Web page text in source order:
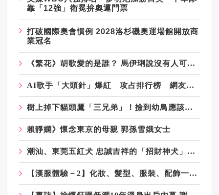
靠「12強」衛冕拚奧運門票
打破國際奧會慣例 2028洛杉磯奧運場館開放商
業冠名
《繁花》胡歌愛的是誰？ 馬伊琍說沒有人可以做到人間清醒（完稿）
AI歌手「大頭針」爆紅 攻占排行榜 網友問：音樂人怎麼活？
樹上掉下貓頭鷹「三兄弟」！撿到幼鳥應該怎麼辦？
賴靜嫻》懷念東京的母親 郭孫雪娥女士
潮汕、東莞五紅犬 忠誠吉祥的「招財神犬」卻愛打群架
【漢服體驗－2】化妝、髮型、服裝、配飾一條龍 1小時就穿越